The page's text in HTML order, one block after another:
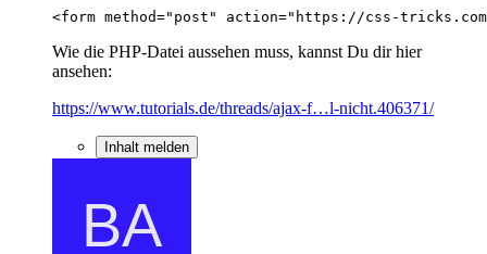
<form method="post" action="https://css-
Wie die PHP-Datei aussehen muss, kannst Du dir hier
ansehen:
https://www.tutorials.de/threads/ajax-f…l-nicht.406371/
Inhalt melden